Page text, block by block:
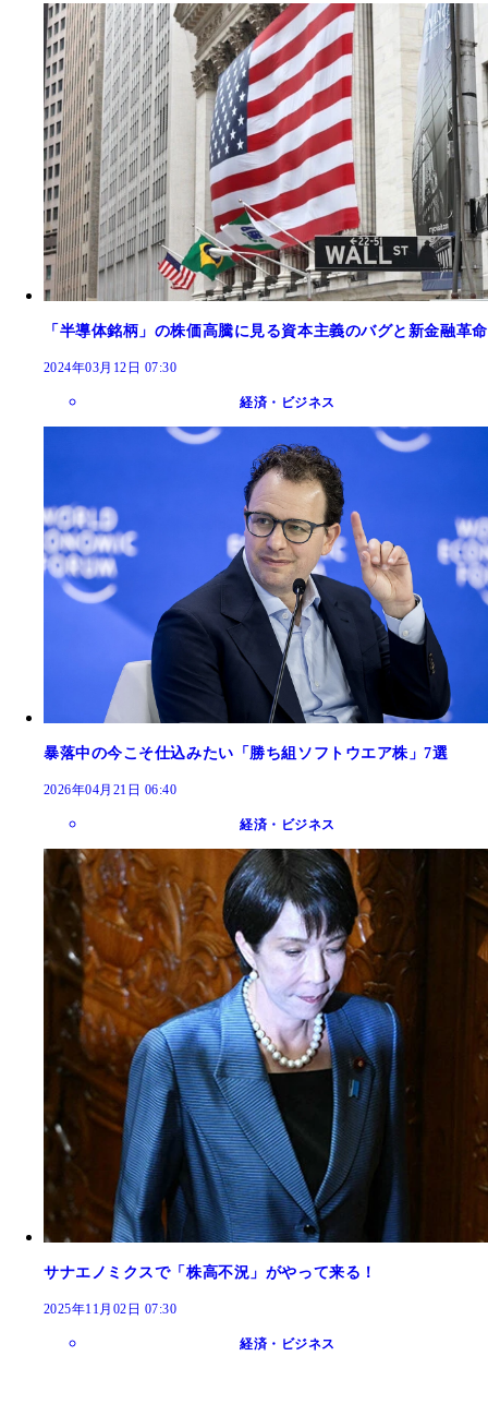
「半導体銘柄」の株価高騰に見る資本主義のバグと新金融革命
2024年03月12日 07:30
経済・ビジネス
暴落中の今こそ仕込みたい「勝ち組ソフトウエア株」7選
2026年04月21日 06:40
経済・ビジネス
サナエノミクスで「株高不況」がやって来る！
2025年11月02日 07:30
経済・ビジネス